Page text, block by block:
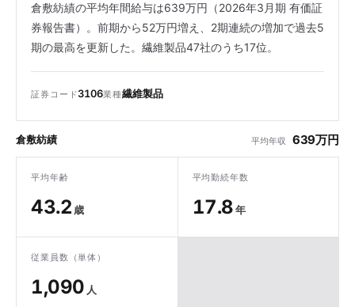
倉敷紡績の平均年間給与は639万円（2026年3月期 有価証
券報告書）。前期から52万円増え、2期連続の増加で過去5
期の最高を更新した。繊維製品47社のうち17位。
証券コード3106業種繊維製品
倉敷紡績 平均年収 639万円
平均年齢
43.2 歳
平均勤続年数
17.8年
従業員数（単体）
1,090 人